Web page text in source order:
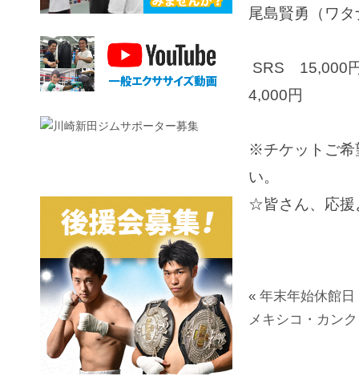
尾島賢勇（ワ
SRS 15,000
4,000円
※チケットご希
い。
☆皆さん、応援
« 年末年始休館日
メキシコ・カン